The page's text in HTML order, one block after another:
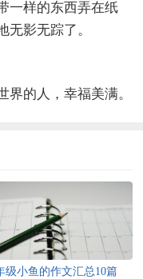
一样的东西弄在纸
无影无踪了。
的人，幸福美满。
级小鱼的作文汇总10篇